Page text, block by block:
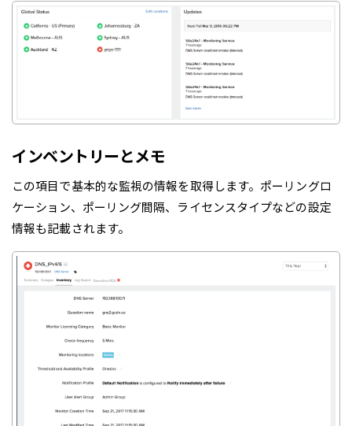
インベントリーとメモ
この項目で基本的な監視の情報を取得します。ポーリングロ
ケーション、ポーリング間隔、ライセンスタイプなどの設定
情報も記載されます。